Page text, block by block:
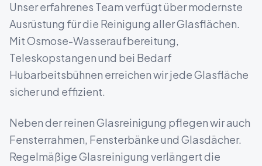
Unser erfahrenes Team verfügt über modernste
Ausrüstung für die Reinigung aller Glasflächen.
Mit Osmose-Wasseraufbereitung,
Teleskopstangen und bei Bedarf
Hubarbeitsbühnen erreichen wir jede Glasfläche
sicher und effizient.
Neben der reinen Glasreinigung pflegen wir auch
Fensterrahmen, Fensterbänke und Glasdächer.
Regelmäßige Glasreinigung verlängert die